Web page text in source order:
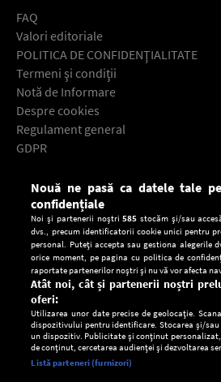
FAQ
Valori editoriale
POLITICA DE CONFIDENŢIALITATE
Termeni şi condiţii
Notă de Informare
Despre cookies
Regulament general
GDPR
Descarcă gratuit aplicaţia Europa
Setări:
Nouă ne pasă ca datele tale
confidențiale
Noi și partenerii noștri585 stocăm și/sau
dvs., precum identificatorii cookie unici pentru
personal. Puteți accepta sau gestiona alegerile
orice moment, pe pagina cu politica de
raportate partenerilor noștri și nu vă vor afecta
Atât noi, cât și partenerii noștri
oferi:
Utilizarea unor date precise de geolocație.
dispozitivului pentru identificare. Stocarea și/
un dispozitiv. Publicitate și conținut
de conținut, cercetarea audienței și dezvoltarea
Listă parteneri (furnizori)